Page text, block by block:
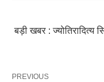
बड़ी खबर : ज्योतिरादित्य
PREVIOUS